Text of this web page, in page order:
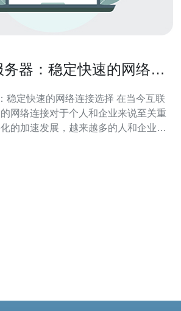
器：稳定快速的网络连
快速的网络连接选择 在当今互联
网络连接对于个人和企业来说至关重
的加速发展，越来越多的人和企业需
、稳定的网络连接选择。它基于中国